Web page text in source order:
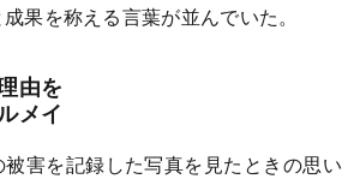
果を称える言葉が並んでいた。
由を
メイ
害を記録した写真を見たときの思い